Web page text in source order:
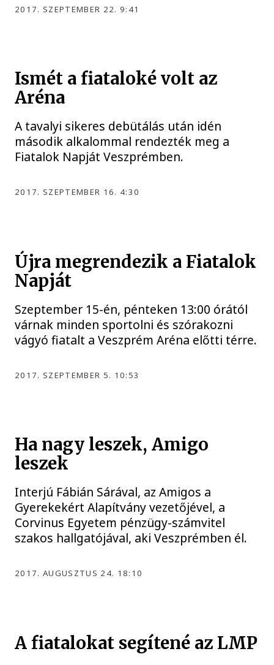
2017. SZEPTEMBER 22. 9:41
Ismét a fiataloké volt az
Aréna
A tavalyi sikeres debütálás után idén
második alkalommal rendezték meg a
Fiatalok Napját Veszprémben.
2017. SZEPTEMBER 16. 4:30
Újra megrendezik a Fiatalok
Napját
Szeptember 15-én, pénteken 13:00 órától
várnak minden sportolni és szórakozni
vágyó fiatalt a Veszprém Aréna előtti térre.
2017. SZEPTEMBER 5. 10:53
Ha nagy leszek, Amigo
leszek
Interjú Fábián Sárával, az Amigos a
Gyerekekért Alapítvány vezetőjével, a
Corvinus Egyetem pénzügy-számvitel
szakos hallgatójával, aki Veszprémben él.
2017. AUGUSZTUS 24. 18:10
A fiatalokat segítené az LMP